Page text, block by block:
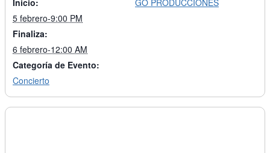
Inicio:
5 febrero-9:00 PM
Finaliza:
6 febrero-12:00 AM
Categoría de Evento:
Concierto
GO PRODUCCIONES